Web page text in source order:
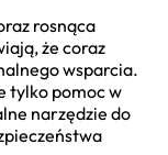
rosnąca
że coraz
wsparcia.
tylko pomoc w
narzędzie do